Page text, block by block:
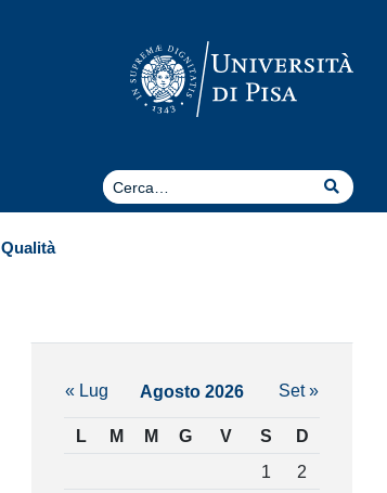
Cerca
Cerca
Qualità
Agosto 2026
L M M G V S D
« Lug Set »
1
2